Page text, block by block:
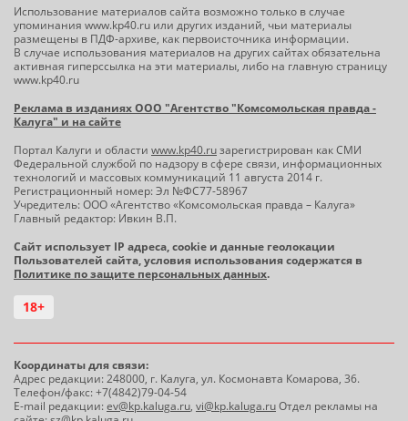
Использование материалов сайта возможно только в случае
упоминания www.kp40.ru или других изданий, чьи материалы
размещены в ПДФ-архиве, как первоисточника информации.
В случае использования материалов на других сайтах обязательна
активная гиперссылка на эти материалы, либо на главную страницу
www.kp40.ru
Реклама в изданиях ООО "Агентство "Комсомольская правда -
Калуга" и на сайте
Портал Калуги и области www.kp40.ruзарегистрирован как СМИ
Федеральной службой по надзору в сфере связи, информационных
технологий и массовых коммуникаций 11 августа 2014 г.
Регистрационный номер: Эл №ФС77-58967
Учредитель: ООО «Агентство «Комсомольская правда – Калуга»
Главный редактор: Ивкин В.П.
Сайт использует IP адреса, cookie и данные геолокации
Пользователей сайта, условия использования содержатся в
Политике по защите персональных данных.
18+
Координаты для связи:
Адрес редакции: 248000, г. Калуга, ул. Космонавта Комарова, 36.
Телефон/факс: +7(4842)79-04-54
E-mail редакции:ev@kp.kaluga.ru, vi@kp.kaluga.ruОтдел рекламы на